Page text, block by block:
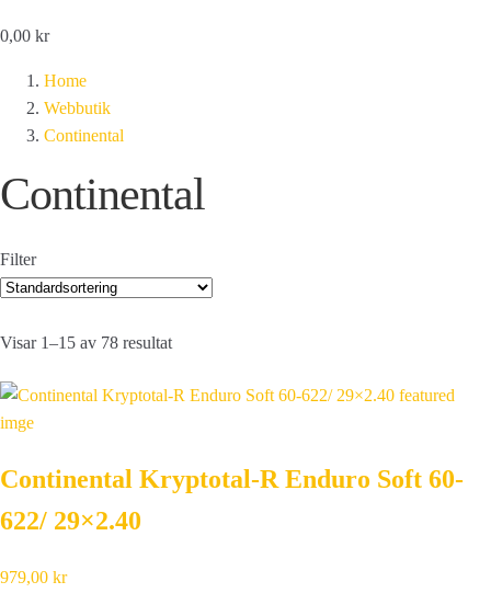
0,00 kr
Home
Webbutik
Continental
Continental
Filter
Visar 1–15 av 78 resultat
Continental Kryptotal-R Enduro Soft 60-
622/ 29×2.40
979,00 kr